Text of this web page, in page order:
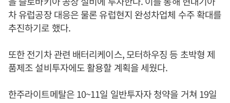
차 유럽공장 대응은 물론 유럽현지 완성차업체 수주 확대를
추진하기로 했다.
또한 전기차 관련 배터리케이스, 모터하우징 등 초박형 제
품제조 설비투자에도 활용할 계획을 세웠다.
한주라이트메탈은 10~11일 일반투자자 청약을 거쳐 19일